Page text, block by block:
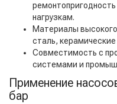
нагрузкам.
Материалы
сталь,
Совместимость с
системами и
Применение
бар